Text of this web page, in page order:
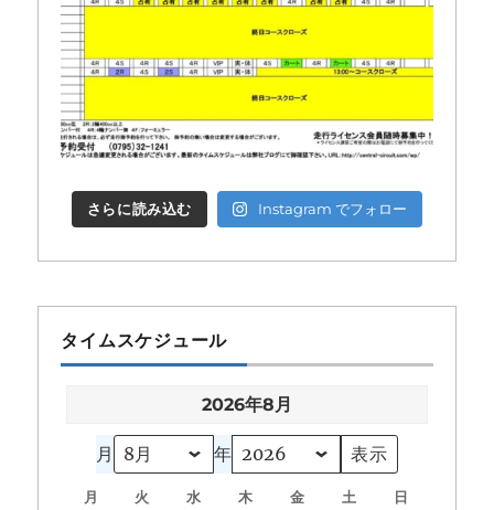
さらに読み込む Instagram でフォロー
タイムスケジュール
2026年8月
月 年
月 火 水 木 金 土 日